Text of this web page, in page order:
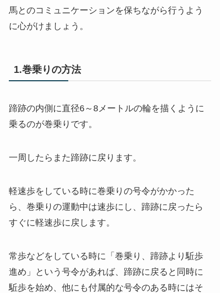
馬とのコミュニケーションを保ちながら行うよう
に心がけましょう。
1.巻乗りの方法
蹄跡の内側に直径6～8メートルの輪を描くように
乗るのが巻乗りです。
一周したらまた蹄跡に戻ります。
軽速歩をしている時に巻乗りの号令がかかった
ら、巻乗りの運動中は速歩にし、蹄跡に戻ったら
すぐに軽速歩に戻します。
常歩などをしている時に「巻乗り、蹄跡より駈歩
進め」という号令があれば、蹄跡に戻ると同時に
駈歩を始め、他にも付属的な号令のある時にはそ